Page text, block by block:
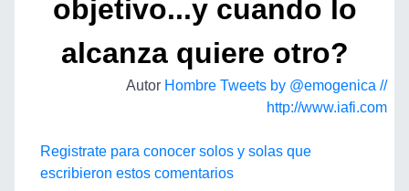
objetivo...y cuando lo
alcanza quiere otro?
Autor Hombre Tweets by @emogenica //
http://www.iafi.com
Registrate para conocer solos y solas que
escribieron estos comentarios